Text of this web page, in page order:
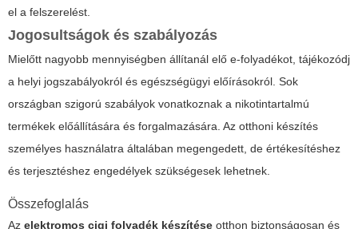
el a felszerelést.
Jogosultságok és szabályozás
Mielőtt nagyobb mennyiségben állítanál elő e-folyadékot, tájékozódj
a helyi jogszabályokról és egészségügyi előírásokról. Sok
országban szigorú szabályok vonatkoznak a nikotintartalmú
termékek előállítására és forgalmazására. Az otthoni készítés
személyes használatra általában megengedett, de értékesítéshez
és terjesztéshez engedélyek szükségesek lehetnek.
Összefoglalás
Az elektromos cigi folyadék készítése otthon biztonságosan és